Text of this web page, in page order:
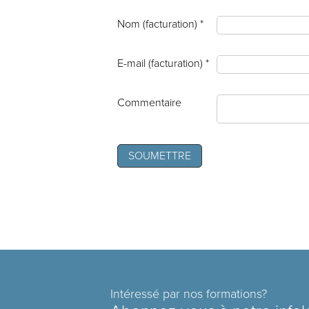
Nom (facturation) *
E-mail (facturation) *
Commentaire
Intéressé par nos formations?